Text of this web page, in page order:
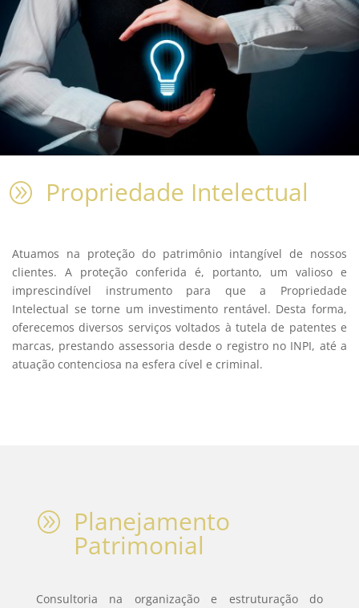
A Propriedade Intelectual
Atuamos na proteção do patrimônio intangível de nossos
clientes. A proteção conferida é, portanto, um valioso e
imprescindível instrumento para que a Propriedade
Intelectual se torne um investimento rentável. Desta forma,
oferecemos diversos serviços voltados à tutela de patentes e
marcas, prestando assessoria desde o registro no INPI, até a
atuação contenciosa na esfera cível e criminal.
A Planejamento
Patrimonial
Consultoria na organização e estruturação do